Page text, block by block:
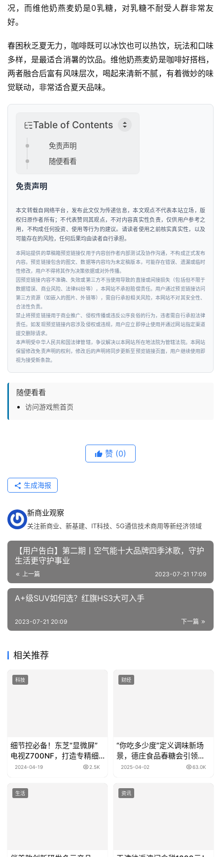
页
商
业
观
察
资
人
工
智
汽
车
出
行
行
业
资
况，而维他奶燕麦奶是0乳糖，对乳糖不耐受人群非常友
好。
春困秋乏夏无力，咖啡既可以冰饮也可以热饮，玩法和口味
多样，是最适合消暑的饮品。维他奶燕麦奶是咖啡好搭档，
两者融合后富有风味层次，喝起来清新不腻，有着微妙的味
觉联动，非常适合夏天品味。
Table of Contents
免责声明
随便看看
免责声明
本文转载自网络平台，发布此文仅为传递信息，本文观点不代表本站立场，版
权归原作者所有；不代表赞同其观点，不对内容真实性负责，仅供用户参考之
用，不构成任何投资、使用等行为的建议。请读者使用之前核实真实性，以及
可能存在的风险，任何后果均由读者自行承担。
本网站提供的草稿箱预览链接仅用于内容创作者内部测试及协作沟通，不构成正式发布
内容。预览链接包含的图文、数据等内容均为未定稿版本，可能存在错误、遗漏或临时
性修改，用户不得将其作为决策依据或对外传播。
因预览链接内容不准确、失效或第三方不当使用导致的直接或间接损失（包括但不限于
数据错误、商业风险、法律纠纷等），本网站不承担赔偿责任。用户通过预览链接访问
第三方资源（如嵌入的图片、外链等），需自行承担相关风险，本网站不对其安全性、
合法性负责。
禁止将预览链接用于商业推广、侵权传播或违反公序良俗的行为，违者需自行承担法律
责任。如发现预览链接内容涉及侵权或违规，用户应立即停止使用并通过网站指定渠道
提交删除请求。
本声明受中华人民共和国法律管辖，争议解决以本网站所在地法院为管辖法院。本网站
保留修改免责声明的权利，修改后的声明将同步更新至预览链接页面，用户继续使用即
视为接受新条款。
随便看看
访问游戏熊首页
赞 (0)
生成海报
新商业观察
关注新商业、新基建、IT科技、5G通信技术商用等新经济领域
【用户告白】第二期丨空气能十大品牌四季沐歌，守护
生活更守护事业
上一篇 2023-07-21 17:09
A+级SUV如何选？红旗HS3大可入手
下一篇
2023-07-21 20:09
相关推荐
科技
细节控必备！东芝“显微屏”
电视Z700NF，打造专精细
节的“显微屏”电视
2024-04-19 2.5K
财经
“你吃多少度”定义调味新场
景，德庄食品春糖会引领全
民吃辣潮流
2025-04-02 63.0K
生活 资讯